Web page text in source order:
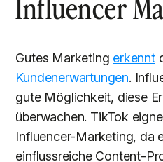
Influencer
Gutes Marketing erkennt
Kundenerwartungen.
gute Möglichkeit, diese
überwachen. TikTok
Influencer-Marketing, da
einflussreiche Content-